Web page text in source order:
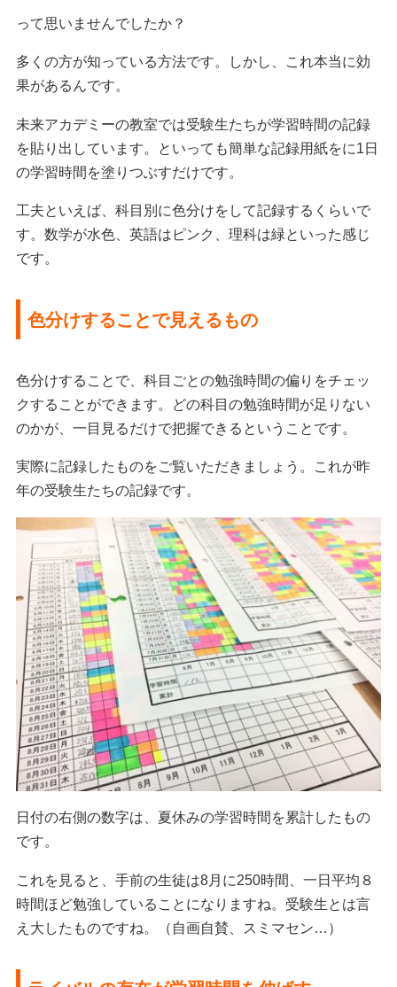
って思いませんでしたか？
多くの方が知っている方法です。しかし、これ本当に効
果があるんです。
未来アカデミーの教室では受験生たちが学習時間の記録
を貼り出しています。といっても簡単な記録用紙をに1日
の学習時間を塗りつぶすだけです。
工夫といえば、科目別に色分けをして記録するくらいで
す。数学が水色、英語はピンク、理科は緑といった感じ
です。
色分けすることで見えるもの
色分けすることで、科目ごとの勉強時間の偏りをチェッ
クすることができます。どの科目の勉強時間が足りない
のかが、一目見るだけで把握できるということです。
実際に記録したものをご覧いただきましょう。これが昨
年の受験生たちの記録です。
日付の右側の数字は、夏休みの学習時間を累計したもの
です。
これを見ると、手前の生徒は8月に250時間、一日平均８
時間ほど勉強していることになりますね。受験生とは言
え大したものですね。（自画自賛、スミマセン…）